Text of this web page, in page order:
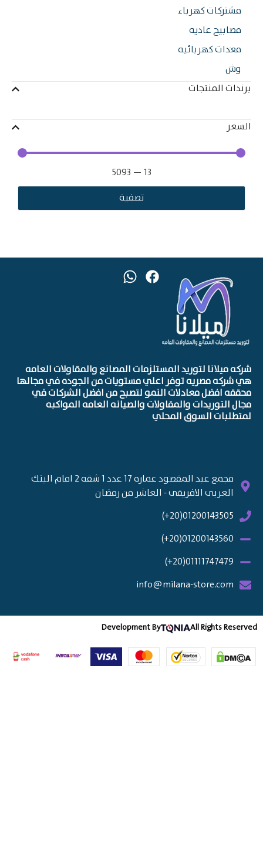
كهرباء
عاديه
كهربائيه
المنتجات
5093
ميلانا لتوريد المستلزمات المصانع والمقاولات العامه
مصريه توفر اعلي مستويات من الجوده في مجالها
افضل معادلات النمو لتصبح من افضل الشركات في
التوريدات والمقاولات والصيانه العامه المواكبه
السوق المحلي
مجمع عبد المقصود عماره 17 عدد 1 شقه 2 امام البنك
العربى الافريقى - العاشر من رمضان
01200143505(20+)
01200143560(20+)
01111747479(20+)
info@milana-store.com
All Rights
Development By